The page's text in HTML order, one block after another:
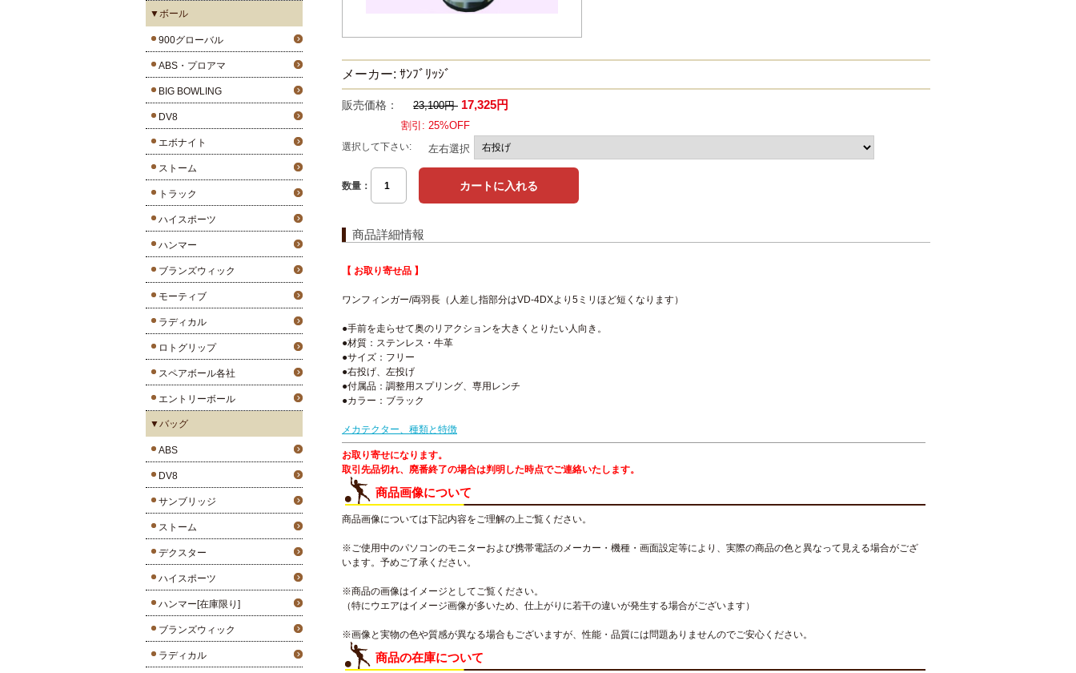
▼ボール
900グローバル
ABS・プロアマ
BIG BOWLING
DV8
エボナイト
ストーム
トラック
ハイスポーツ
ハンマー
ブランズウィック
モーティブ
ラディカル
ロトグリップ
スペアボール各社
エントリーボール
▼バッグ
ABS
DV8
サンブリッジ
ストーム
デクスター
ハイスポーツ
ハンマー[在庫限り]
ブランズウィック
ラディカル
メーカー: ｻﾝﾌﾞﾘｯｼﾞ
販売価格： 23,100円 17,325円
割引: 25%OFF
選択して下さい:
左右選択
数量：
商品詳細情報
【 お取り寄せ品 】
ワンフィンガー/両羽長（人差し指部分はVD-4DXより5ミリほど短くなります）
●手前を走らせて奥のリアクションを大きくとりたい人向き。
●材質：ステンレス・牛革
●サイズ：フリー
●右投げ、左投げ
●付属品：調整用スプリング、専用レンチ
●カラー：ブラック
メカテクター、種類と特徴
お取り寄せになります。
取引先品切れ、廃番終了の場合は判明した時点でご連絡いたします。
商品画像について
商品画像については下記内容をご理解の上ご覧ください。
※ご使用中のパソコンのモニターおよび携帯電話のメーカー・機種・画面設定等により、実際の商品の色と異なって見える場合がござ
います。予めご了承ください。
※商品の画像はイメージとしてご覧ください。
（特にウエアはイメージ画像が多いため、仕上がりに若干の違いが発生する場合がございます）
※画像と実物の色や質感が異なる場合もございますが、性能・品質には問題ありませんのでご安心ください。
商品の在庫について